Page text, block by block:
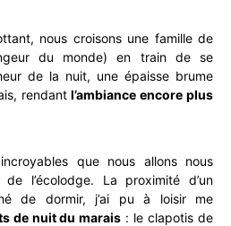
nous croisons une famille de
du monde) en train de se
de la nuit, une épaisse brume
rendant l’ambiance encore plus
que nous allons nous
l’écolodge. La proximité d’un
de dormir, j’ai pu à loisir me
de nuit du marais : le clapotis de